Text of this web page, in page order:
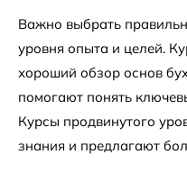
Важно выбрать
уровня опыта и целей.
хороший обзор основ
помогают понять
Курсы продвинутого
знания и предлагают